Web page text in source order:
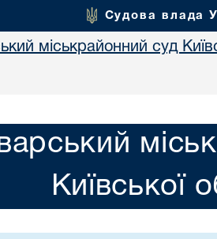
Судова влада
міськрайонний суд
Київської